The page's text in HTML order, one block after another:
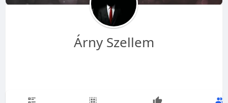
Árny Szellem